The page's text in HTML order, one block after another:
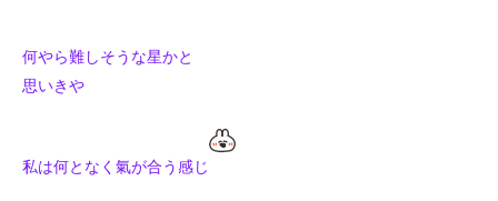
何やら難しそうな星かと
思いきや
私は何となく氣が合う感じ